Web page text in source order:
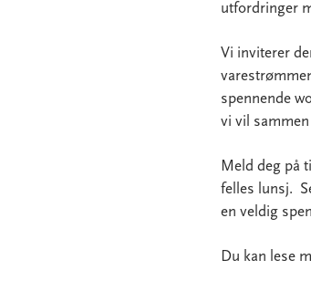
utfordringer
Vi inviterer
spennende
vi vil
Meld deg på
felles lunsj.
en veldig
Du kan lese